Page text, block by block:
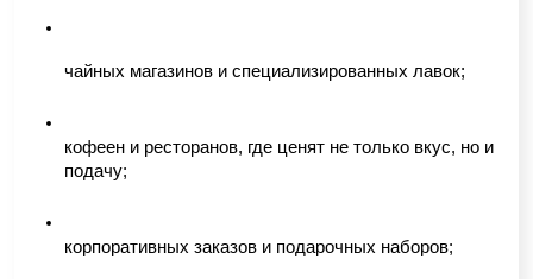
чайных магазинов и специализированных лавок;
кофеен и ресторанов, где ценят не только вкус, но и
подачу;
корпоративных заказов и подарочных наборов;